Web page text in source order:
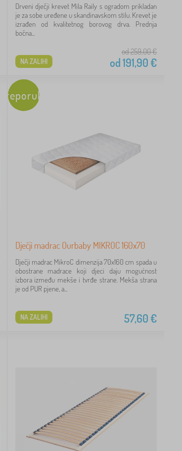
Drveni dječji krevet Mila Raily s ogradom prikladan
je za sobe uređene u skandinavskom stilu. Krevet je
izrađen od kvalitetnog borovog drva. Prednja
bočna...
od 259,00€
od191,90€
NA ZALIHI
Preporuka
Dječji madrac Ourbaby MIKROC 160x70
Dječji madrac MikroC dimenzija 70x160 cm spada u
obostrane madrace koji djeci daju mogućnost
izbora između mekše i tvrđe strane. Mekša strana
je od PUR pjene, a...
57,60€
NA ZALIHI